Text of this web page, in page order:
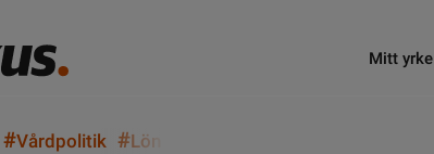
Mitt yrke
#Vårdpolitik #Lön